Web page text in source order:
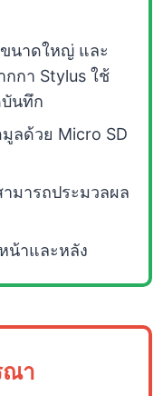
นาดใหญ่ และ
กกา Stylus ใช้
นทึก
ลด้วย Micro SD
ามารถประมวลผล
น้าและหลัง
ณา